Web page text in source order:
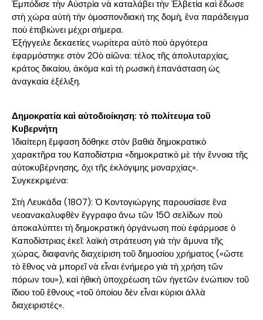
Ἐμπόδισε τὴν Αὐστρία νὰ καταλάβει τὴν Ἑλβετία καὶ ἔδωσε
στὴ χώρα αὐτὴ τὴν ὁμοσπονδιακή της δομὴ, ἕνα παράδειγμα
ποὺ ἐπιβιώνει μέχρι σήμερα.
Ἐξήγγειλε δεκαετίες νωρίτερα αὐτὸ ποὺ ἀργότερα
ἐφαρμόστηκε στὸν 20ὸ αἰῶνα: τέλος τῆς ἀπολυταρχίας,
κράτος δικαίου, ἀκόμα καὶ τὴ ρωσικὴ ἐπανάσταση ὡς
ἀναγκαία ἐξέλιξη.
Δημοκρατία καὶ αὐτοδιοίκηση: τὸ πολίτευμα τοῦ
Κυβερνήτη
Ἰδιαίτερη ἔμφαση δόθηκε στὸν βαθιὰ δημοκρατικὸ
χαρακτῆρα του Καποδίστρια «δημοκρατικὸ μὲ τὴν ἔννοια τῆς
αὐτοκυβέρνησης, ὄχι τῆς ἐκλόγιμης μοναρχίας».
Συγκεκριμένα:
Στὴ Λευκάδα (1807): Ὁ Κοντογιώργης παρουσίασε ἕνα
νεοανακαλυφθὲν ἔγγραφο ἄνω τῶν 150 σελίδων ποὺ
ἀποκαλύπτει τὴ δημοκρατικὴ ὀργάνωση ποὺ ἐφάρμοσε ὁ
Καποδίστριας ἐκεῖ: λαϊκὴ στράτευση γιὰ τὴν ἄμυνα τῆς
χώρας, διαφανὴς διαχείριση τοῦ δημοσίου χρήματος («ὥστε
τὸ ἔθνος νὰ μπορεῖ νὰ εἶναι ἐνήμερο γιὰ τὴ χρήση τῶν
πόρων του»), καὶ ἠθικὴ ὑποχρέωση τῶν ἡγετῶν ἐνώπιον τοῦ
ἴδιου τοῦ ἔθνους «τοῦ ὁποίου δὲν εἶναι κύριοι ἀλλὰ
διαχειριστές».